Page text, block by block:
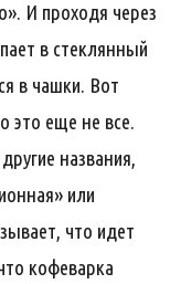
И проходя через
в стеклянный
в чашки. Вот
это еще не все.
названия,
или
что идет
кофеварка